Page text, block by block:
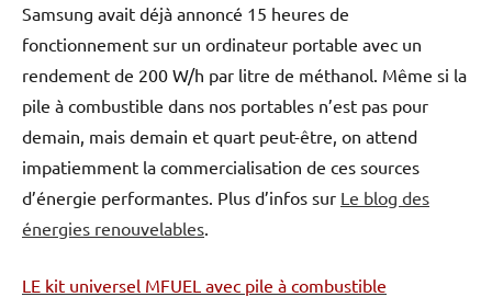
Samsung avait déjà annoncé 15 heures de
fonctionnement sur un ordinateur portable avec un
rendement de 200 W/h par litre de méthanol. Même si la
pile à combustible dans nos portables n’est pas pour
demain, mais demain et quart peut-être, on attend
impatiemment la commercialisation de ces sources
d’énergie performantes. Plus d’infos sur Le blog des
énergies renouvelables
LE kit universel MFUEL avec pile à combustible